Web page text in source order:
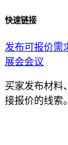
快速链接
发布可报价需
展会会议
买家发布材料
接报价的线索。